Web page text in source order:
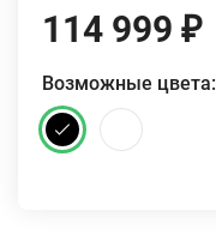
114 999 ₽
Возможные цвета: